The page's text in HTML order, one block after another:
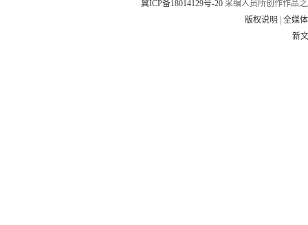
冀ICP备18014129号-20 采编人员所创作作品
版权说明
|全媒
新